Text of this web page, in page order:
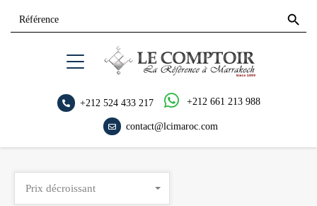
+212 524 433 217 +212 661 213 988
contact@lcimaroc.com
for:
Search
Button
Prix décroissant